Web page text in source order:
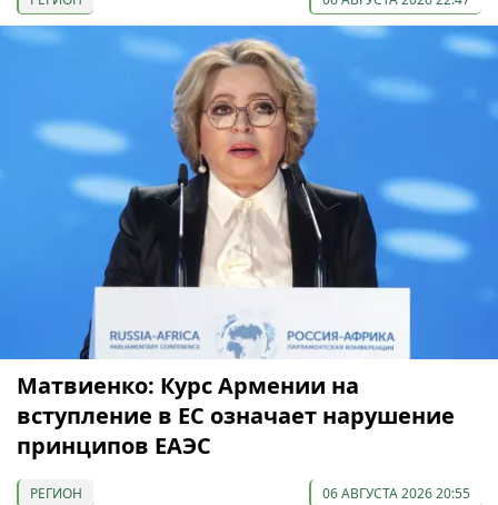
Матвиенко: Курс Армении на
вступление в ЕС означает нарушение
принципов ЕАЭС
РЕГИОН 06 АВГУСТА 2026 20:55